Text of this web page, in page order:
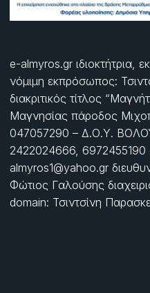
e-almyros.gr ιδιοκτήτρια,
νόμιμη εκπρόσωπος:
διακριτικός τίτλος
Μαγνησίας πάροδος
047057290 – Δ.Ο.Υ.
2422024666, 6972455190
almyros1@yahoo.gr
Φώτιος Γαλούσης
domain: Τσιντσίνη